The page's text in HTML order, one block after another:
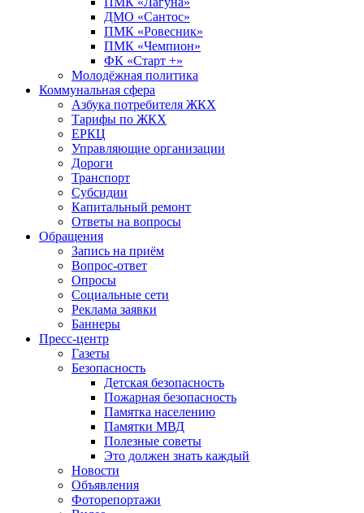
ДМО «Сантос»
ПМК «Ровесник»
ПМК «Чемпион»
ФК «Старт +»
Молодёжная политика
Коммунальная сфера
Азбука потребителя ЖКХ
Тарифы по ЖКХ
ЕРКЦ
Управляющие организации
Дороги
Транспорт
Субсидии
Капитальный ремонт
Ответы на вопросы
Обращения
Запись на приём
Вопрос-ответ
Опросы
Социальные сети
Реклама заявки
Баннеры
Пресс-центр
Газеты
Безопасность
Детская безопасность
Пожарная безопасность
Памятка населению
Памятки МВД
Полезные советы
Это должен знать каждый
Новости
Объявления
Фоторепортажи